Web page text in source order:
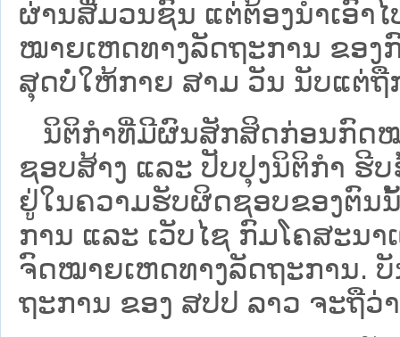
ຜ່ານສື່ມວນຊົນ ແຕ່ຕ້ອງນໍາເອົາ
ໝາຍ​ເຫດ​ທາງ​ລັດ​ຖະ​ການ​ ຂອ
ສຸດບໍ່ໃຫ້ກາຍ ສາມ ວັນ ນັບແຕ່ຖື
ນິ​ຕິ​ກຳ​ທີ່​ມີ​ຜົນ​ສັກ​ສິດ​ກ່ອນ​ກົດ​ໝ
ຊອບ​ສ້າງ ແລະ ປັບ​ປຸງນິ​ຕິ​ກຳ ຮີ
ຢູ່ໃນຄວາມຮັບຜິດຊອບຂອງຕົນ
ການ ແລະ ເວັບໄຊ​ ກົມໂຄສະນ
ຈົດໝາຍເຫດທາງລັດຖະການ.
ຖະ​ການ ຂອງ ສປ​ປ ລາວ ​ຈະຖື​